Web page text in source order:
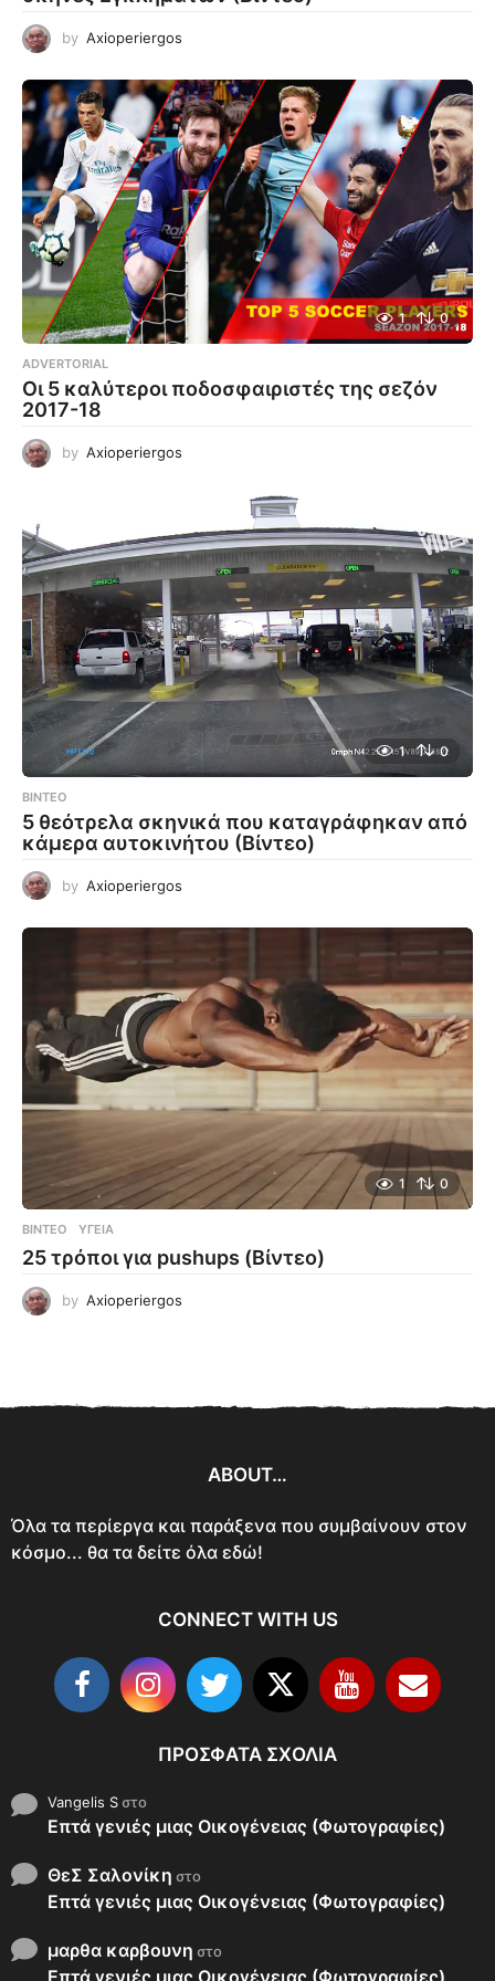
by Axioperiergos
1 0
ADVERTORIAL
Οι 5 καλύτεροι ποδοσφαιριστές της σεζόν
2017-18
by Axioperiergos
1 0
ΒΊΝΤΕΟ
5 θεότρελα σκηνικά που καταγράφηκαν από
κάμερα αυτοκινήτου (Βίντεο)
by Axioperiergos
1 0
ΒΊΝΤΕΟ ΥΓΕΊΑ
25 τρόποι για pushups (Βίντεο)
by Axioperiergos
ABOUT…
Όλα τα περίεργα και παράξενα που συμβαίνουν στον
κόσμο... θα τα δείτε όλα εδώ!
CONNECT WITH US
ΠΡΌΣΦΑΤΑ ΣΧΌΛΙΑ
Vangelis Sστο
Επτά γενιές μιας Οικογένειας (Φωτογραφίες)
ΘεΣ Σαλονίκη στο
Επτά γενιές μιας Οικογένειας (Φωτογραφίες)
μαρθα καρβουνη στο
Επτά γενιές μιας Οικογένειας (Φωτογραφίες)